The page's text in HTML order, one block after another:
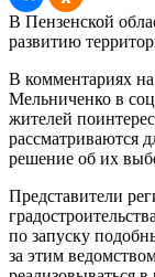
В Пензенской
развитию
В комментариях
Мельниченко в
жителей
рассматриваются
решение об их
Представители
по запуску
за этим